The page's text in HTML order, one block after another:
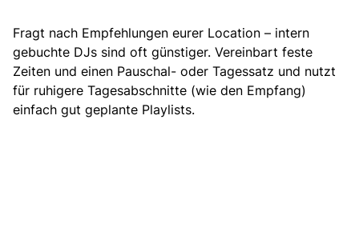
Fragt nach Empfehlungen eurer Location – intern
gebuchte DJs sind oft günstiger. Vereinbart feste
Zeiten und einen Pauschal- oder Tagessatz und nutzt
für ruhigere Tagesabschnitte (wie den Empfang)
einfach gut geplante Playlists.